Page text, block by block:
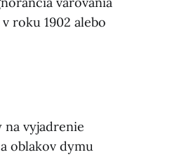
roku 1902 alebo
na vyjadrenie
oblakov dymu